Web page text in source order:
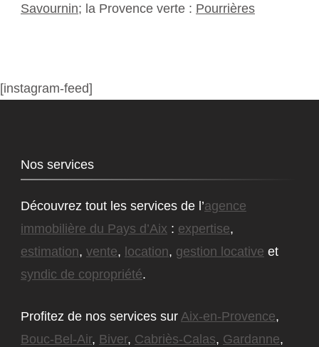
Savournin; la Provence verte : Pourrières
[instagram-feed]
Nos services
Découvrez tout les services de l’agence
immobilière du Pays d’Aix : expertise,
estimation, vente, location, gestion locative et
syndic de copropriété.
Profitez de nos services sur Aix-en-Provence,
Bouc-Bel-Air, Biver, Cabriès-Calas, Gardanne,